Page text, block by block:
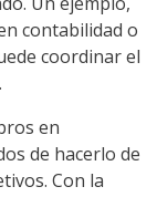
contabilidad o
coordinar el
en
de hacerlo de
Con la